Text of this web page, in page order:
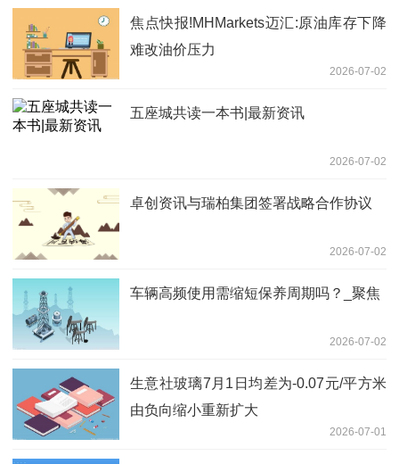
焦点快报!MHMarkets迈汇:原油库存下降
难改油价压力
2026-07-02
五座城共读一本书|最新资讯
2026-07-02
卓创资讯与瑞柏集团签署战略合作协议
2026-07-02
车辆高频使用需缩短保养周期吗？_聚焦
2026-07-02
生意社玻璃7月1日均差为-0.07元/平方米
由负向缩小重新扩大
2026-07-01